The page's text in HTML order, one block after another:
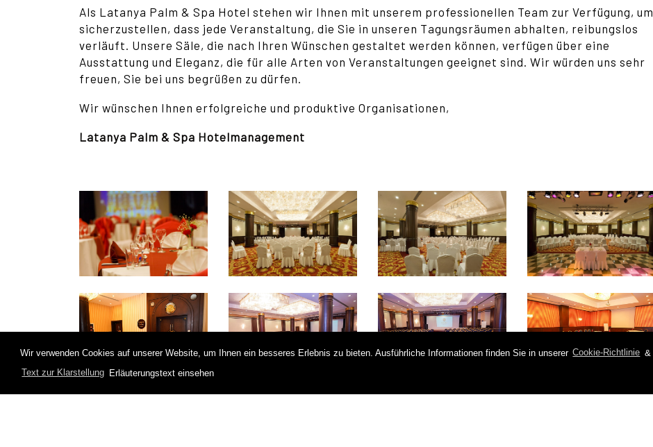
Wir verwenden Cookies auf unserer Website, um Ihnen ein besseres Erlebnis zu bieten. Ausführliche Informationen finden Sie in unserer Cookie-Richtlinie &
Text zur Klarstellung Erläuterungstext einsehen
Als Latanya Palm & Spa Hotel stehen wir Ihnen mit unserem professionellen Team zur Verfügung, um
sicherzustellen, dass jede Veranstaltung, die Sie in unseren Tagungsräumen abhalten, reibungslos
verläuft. Unsere Säle, die nach Ihren Wünschen gestaltet werden können, verfügen über eine
Ausstattung und Eleganz, die für alle Arten von Veranstaltungen geeignet sind. Wir würden uns sehr
freuen, Sie bei uns begrüßen zu dürfen.
Wir wünschen Ihnen erfolgreiche und produktive Organisationen,
Latanya Palm & Spa Hotelmanagement